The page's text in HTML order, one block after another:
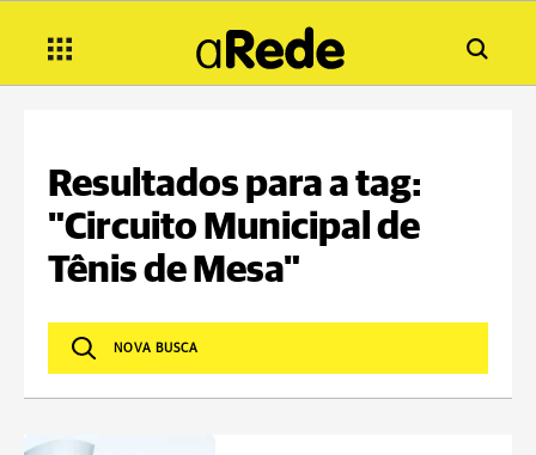
Resultados para a tag:
"Circuito Municipal de
Tênis de Mesa"